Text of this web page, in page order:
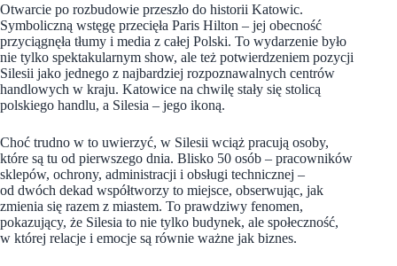
Otwarcie po rozbudowie przeszło do historii Katowic.
Symboliczną wstęgę przecięła Paris Hilton – jej obecność
przyciągnęła tłumy i media z całej Polski. To wydarzenie było
nie tylko spektakularnym show, ale też potwierdzeniem pozycji
Silesii jako jednego z najbardziej rozpoznawalnych centrów
handlowych w kraju. Katowice na chwilę stały się stolicą
polskiego handlu, a Silesia – jego ikoną.
Choć trudno w to uwierzyć, w Silesii wciąż pracują osoby,
które są tu od pierwszego dnia. Blisko 50 osób – pracowników
sklepów, ochrony, administracji i obsługi technicznej –
od dwóch dekad współtworzy to miejsce, obserwując, jak
zmienia się razem z miastem. To prawdziwy fenomen,
pokazujący, że Silesia to nie tylko budynek, ale społeczność,
w której relacje i emocje są równie ważne jak biznes.